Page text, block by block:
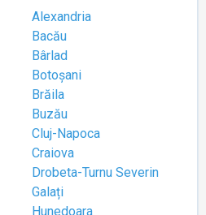
Alexandria
Bacău
Bârlad
Botoșani
Brăila
Buzău
Cluj-Napoca
Craiova
Drobeta-Turnu Severin
Galați
Hunedoara